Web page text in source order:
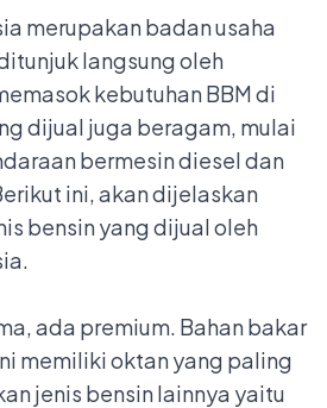
merupakan badan usaha
langsung oleh
kebutuhan BBM di
dijual juga beragam, mulai
bermesin diesel dan
ini, akan dijelaskan
bensin yang dijual oleh
ada premium. Bahan bakar
memiliki oktan yang paling
jenis bensin lainnya yaitu